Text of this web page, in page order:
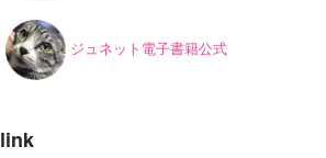
ジュネット電子書籍公式
link